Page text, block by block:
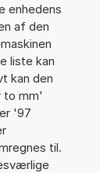
enhedens
af den
liste kan
kan den
to mm'
'97
til.